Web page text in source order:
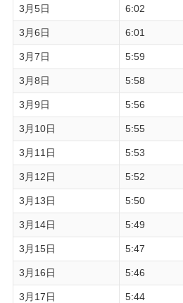
3月5日 6:02
3月6日 6:01
3月7日 5:59
3月8日 5:58
3月9日 5:56
3月10日 5:55
3月11日 5:53
3月12日 5:52
3月13日 5:50
3月14日 5:49
3月15日 5:47
3月16日 5:46
3月17日 5:44